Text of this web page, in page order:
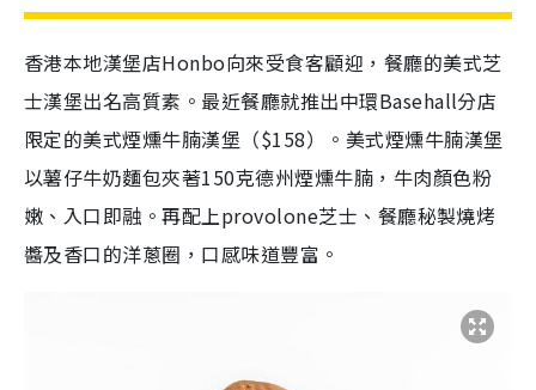
香港本地漢堡店Honbo向來受食客顧迎， 餐廳的美式芝
士漢堡出名高質素。最近餐廳就推出中環Basehall分店
限定的美式煙燻牛腩漢堡（$158）。 美式煙燻牛腩漢堡
以薯仔牛奶麵包夾著150克德州煙燻牛腩，牛肉顏色粉
嫩、入口即融。再配上provolone芝士、餐廳秘製燒烤
醬及香口的洋蔥圈，口感味道豐富。